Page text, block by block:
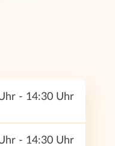
- 14:30 Uhr
- 14:30 Uhr